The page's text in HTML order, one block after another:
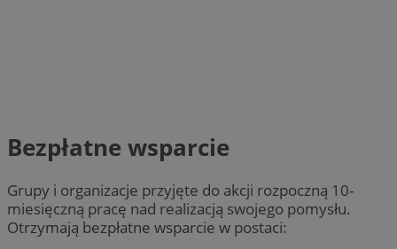
Bezpłatne wsparcie
Grupy i organizacje przyjęte do akcji rozpoczną 10-
miesięczną pracę nad realizacją swojego pomysłu.
Otrzymają bezpłatne wsparcie w postaci: